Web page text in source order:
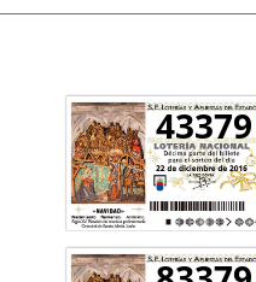
43379